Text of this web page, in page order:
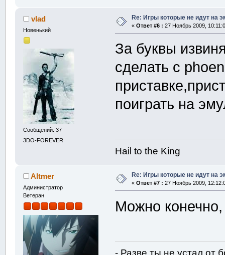
vlad
Новенький
Сообщений: 37
3DO-FOREVER
Re: Игры которые не идут на
« Ответ #6 : 27 Ноябрь 2009,
За буквы
сделать с
поиграть на
Hail to the King
Altmer
Администратор
Ветеран
Re: Игры которые не идут на
« Ответ #7 : 27 Ноябрь 2009,
Можно
- Разве ты не устал от